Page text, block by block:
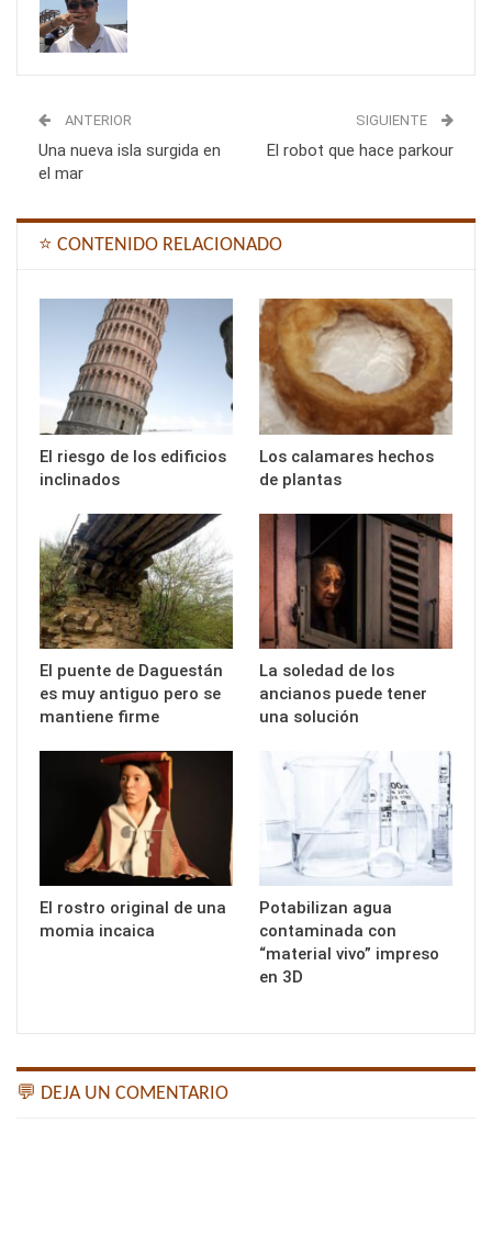
ANTERIOR
Una nueva isla surgida en
el mar
SIGUIENTE
El robot que hace parkour
⭐ CONTENIDO RELACIONADO
El riesgo de los edificios
inclinados
Los calamares hechos
de plantas
El puente de Daguestán
es muy antiguo pero se
mantiene firme
La soledad de los
ancianos puede tener
una solución
El rostro original de una
momia incaica
Potabilizan agua
contaminada con
“material vivo” impreso
en 3D
💬 DEJA UN COMENTARIO